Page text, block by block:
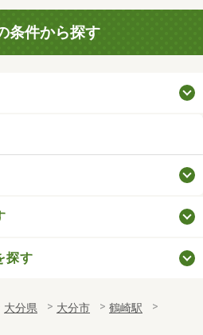
条件から探す
探す
大分県 大分市
鶴崎駅